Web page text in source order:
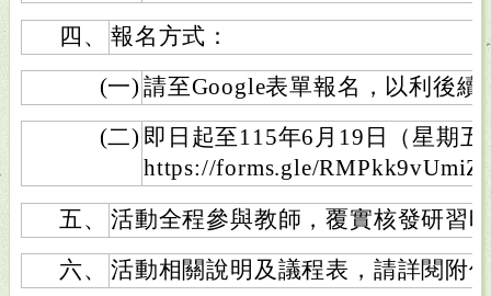
四、
報名方式：
(一) 請至Google表單報名，以利後
(二) 即日起至115年6月19日（星期
https://forms.gle/
五、
活動全程參與教師，覆實核發研習
六、
活動相關說明及議程表，請詳閱附